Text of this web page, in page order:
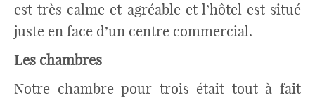
est très calme et agréable et l’hôtel est situé
juste en face d’un centre commercial.
Les chambres
Notre chambre pour trois était tout à fait